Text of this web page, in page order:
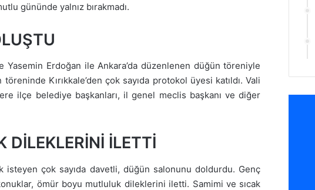
gününde yalnız bırakmadı.
Yasemin Erdoğan ile Ankara’da düzenlenen düğün töreniyle
Kırıkkale’den çok sayıda protokol üyesi katıldı. Vali
ilçe belediye başkanları, il genel meclis başkanı ve diğer
DİLEKLERİNİ İLETTİ
isteyen çok sayıda davetli, düğün salonunu doldurdu. Genç
ömür boyu mutluluk dileklerini iletti. Samimi ve sıcak